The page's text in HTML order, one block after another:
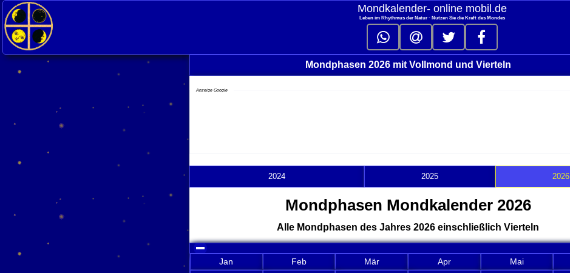
Mondkalender‑ online mobil.de
Leben im Rhythmus der Natur - Nutzen Sie die Kraft des Mondes
Mondphasen 2026 mit Vollmond und Vierteln
Anzeige Google
2024 2025 2026
Mondphasen Mondkalender 2026
Alle Mondphasen des Jahres 2026 einschließlich Vierteln
click to collapse contents
Jan Feb Mär Apr Mai